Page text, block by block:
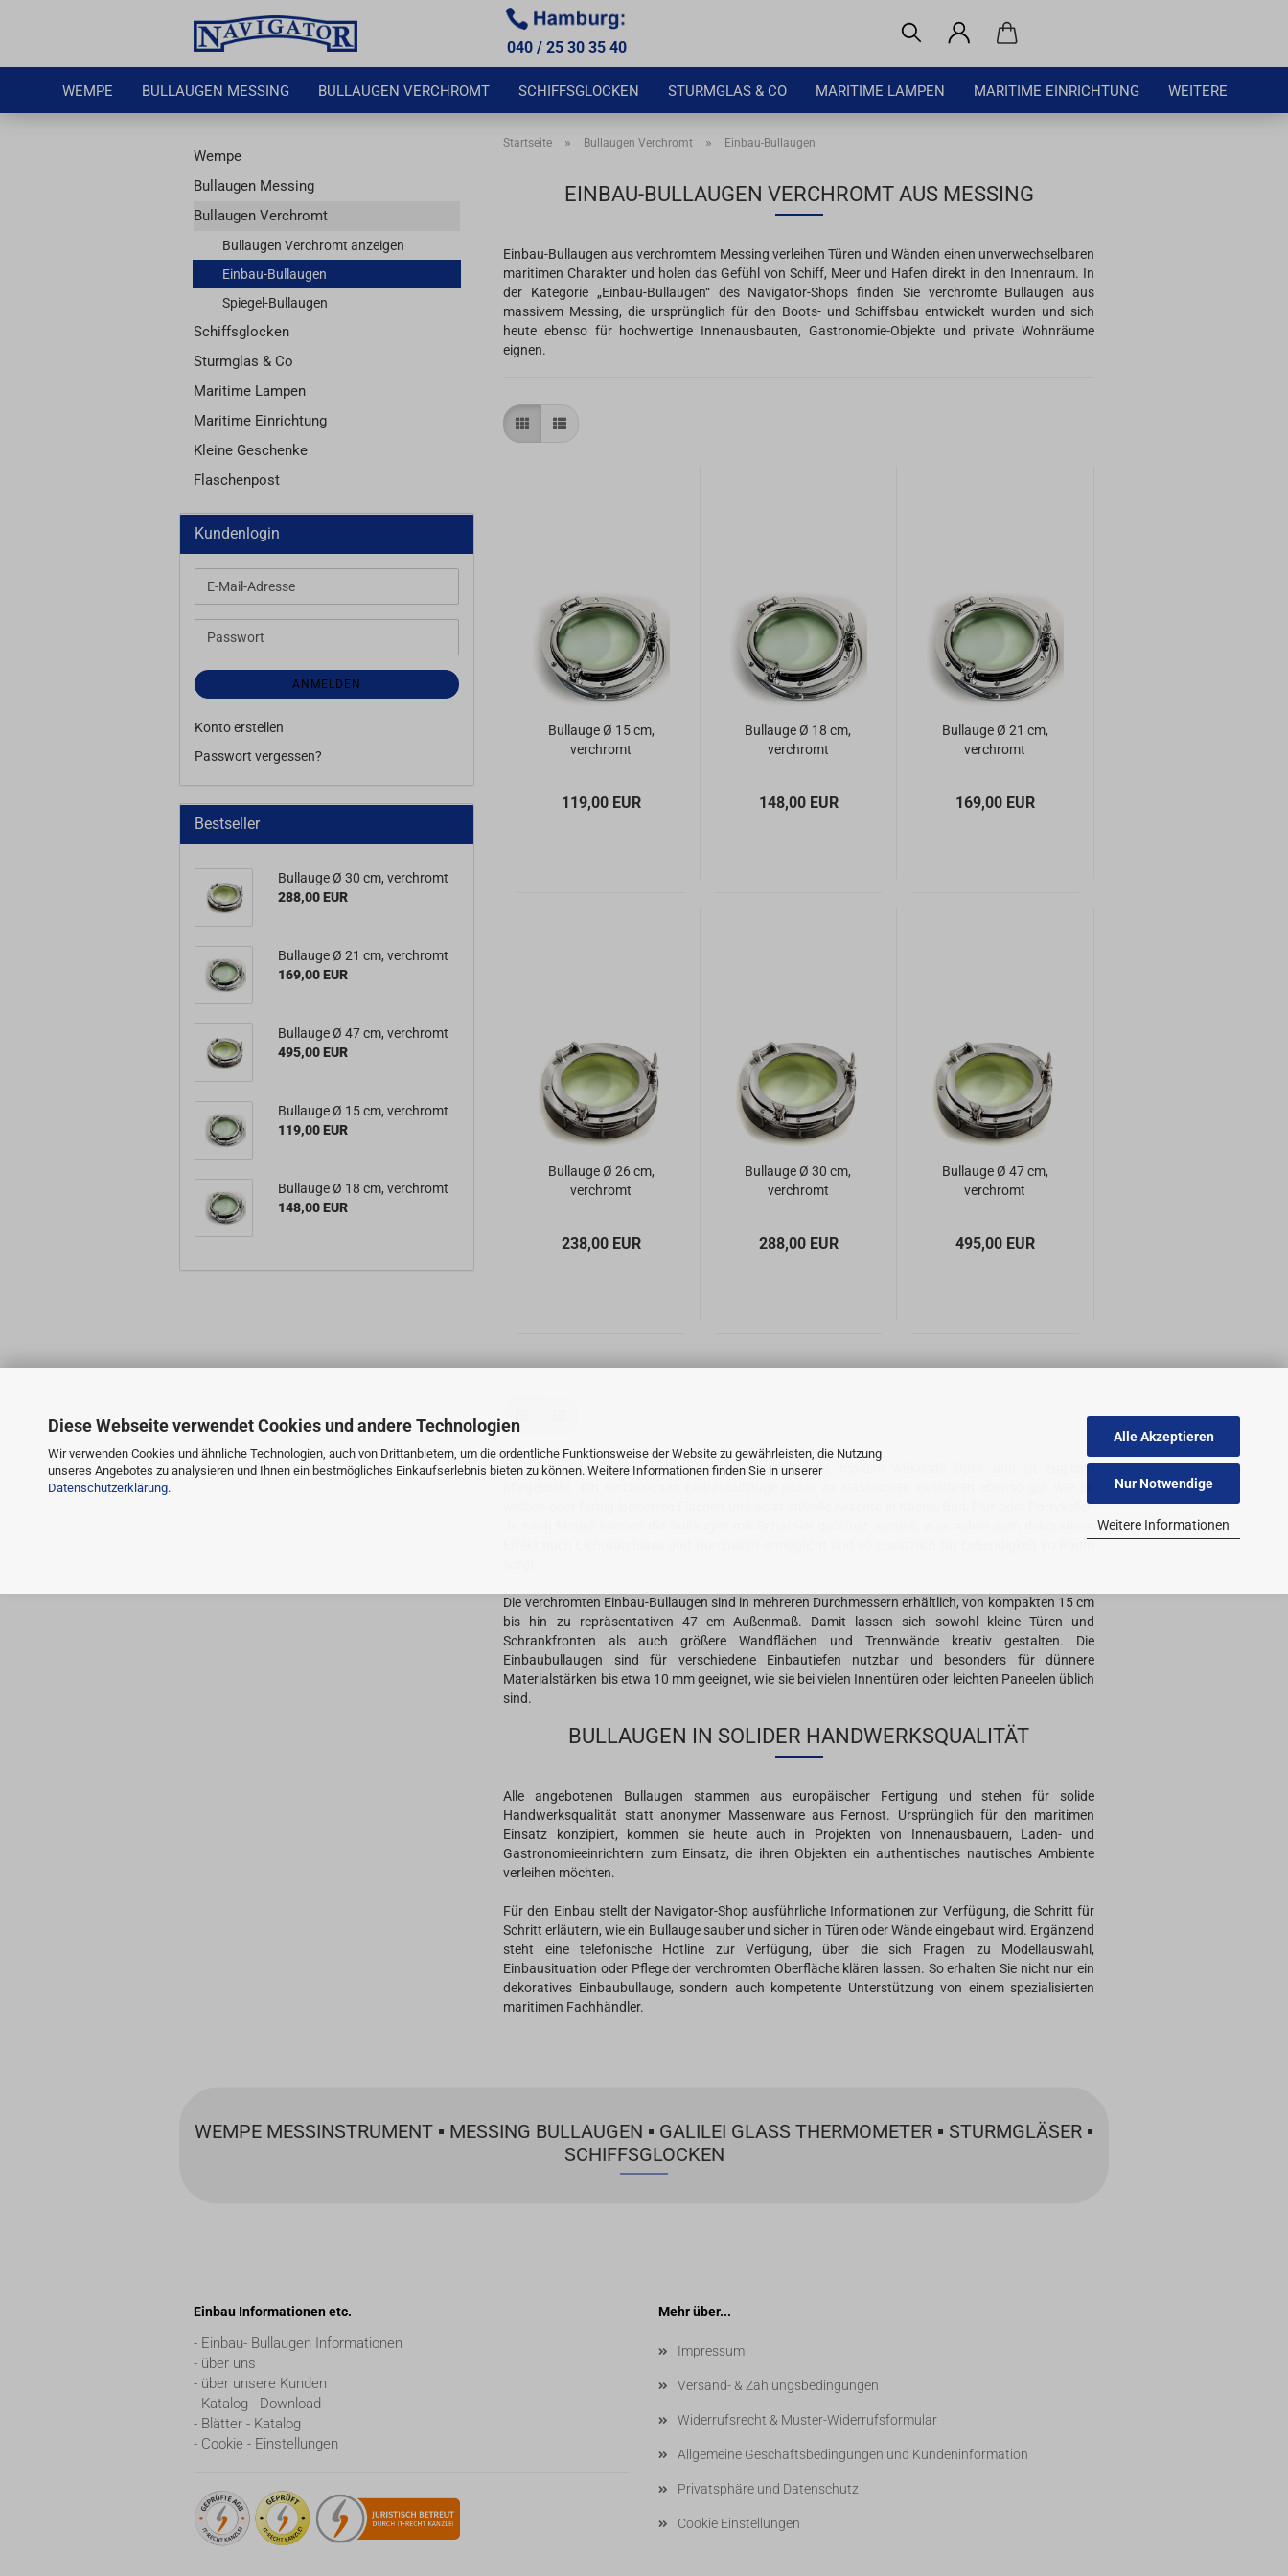
Diese Webseite verwendet Cookies und andere Technologien
Wir verwenden Cookies und ähnliche Technologien, auch von Drittanbietern, um die ordentliche Funktionsweise der Website zu gewährleisten, die Nutzung
unseres Angebotes zu analysieren und Ihnen ein bestmögliches Einkaufserlebnis bieten zu können. Weitere Informationen finden Sie in unserer
Datenschutzerklärung.
Alle Akzeptieren
Nur Notwendige
Weitere Informationen
040 / 25 30 35 40
WEMPE BULLAUGEN MESSING BULLAUGEN VERCHROMT SCHIFFSGLOCKEN STURMGLAS & CO MARITIME LAMPEN MARITIME EINRICHTUNG WEITERE
Startseite » Bullaugen Verchromt » Einbau-Bullaugen
EINBAU-BULLAUGEN VERCHROMT AUS MESSING
Einbau-Bullaugen aus verchromtem Messing verleihen Türen und Wänden einen unverwechselbaren
maritimen Charakter und holen das Gefühl von Schiff, Meer und Hafen direkt in den Innenraum. In
der Kategorie „Einbau-Bullaugen“ des Navigator-Shops finden Sie verchromte Bullaugen aus
massivem Messing, die ursprünglich für den Boots- und Schiffsbau entwickelt wurden und sich
heute ebenso für hochwertige Innenausbauten, Gastronomie-Objekte und private Wohnräume
eignen.
Bullauge Ø 15 cm,
verchromt
119,00 EUR
Bullauge Ø 18 cm,
verchromt
148,00 EUR
Bullauge Ø 21 cm,
verchromt
169,00 EUR
Bullauge Ø 26 cm,
verchromt
238,00 EUR
Bullauge Ø 30 cm,
verchromt
288,00 EUR
Bullauge Ø 47 cm,
verchromt
495,00 EUR
Die glänzende Chromoberfläche sorgt für eine edle, modern wirkende Optik und ist zugleich
weißen oder farbig lackierten Flächen und setzt stilvolle Akzente in Küche, Bad, Flur oder Partykeller.
Die verchromten Einbau-Bullaugen sind in mehreren Durchmessern erhältlich, von kompakten 15 cm
bis hin zu repräsentativen 47 cm Außenmaß. Damit lassen sich sowohl kleine Türen und
Schrankfronten als auch größere Wandflächen und Trennwände kreativ gestalten. Die
Einbaubullaugen sind für verschiedene Einbautiefen nutzbar und besonders für dünnere
Materialstärken bis etwa 10 mm geeignet, wie sie bei vielen Innentüren oder leichten Paneelen üblich
sind.
BULLAUGEN IN SOLIDER HANDWERKSQUALITÄT
Alle angebotenen Bullaugen stammen aus europäischer Fertigung und stehen für solide
Handwerksqualität statt anonymer Massenware aus Fernost. Ursprünglich für den maritimen
Einsatz konzipiert, kommen sie heute auch in Projekten von Innenausbauern, Laden- und
Gastronomieeinrichtern zum Einsatz, die ihren Objekten ein authentisches nautisches Ambiente
verleihen möchten.
Für den Einbau stellt der Navigator-Shop ausführliche Informationen zur Verfügung, die Schritt für
Schritt erläutern, wie ein Bullauge sauber und sicher in Türen oder Wände eingebaut wird. Ergänzend
steht eine telefonische Hotline zur Verfügung, über die sich Fragen zu Modellauswahl,
Einbausituation oder Pflege der verchromten Oberfläche klären lassen. So erhalten Sie nicht nur ein
dekoratives Einbaubullauge, sondern auch kompetente Unterstützung von einem spezialisierten
maritimen Fachhändler.
Wempe
Bullaugen Messing
Bullaugen Verchromt
Bullaugen Verchromt anzeigen
Einbau-Bullaugen
Spiegel-Bullaugen
Schiffsglocken
Sturmglas & Co
Maritime Lampen
Maritime Einrichtung
Kleine Geschenke
Flaschenpost
Kundenlogin
E-
Mail-
Adresse
Passwort
ANMELDEN
Konto erstellen
Passwort vergessen?
Bestseller
Bullauge Ø 30 cm, verchromt
288,00 EUR
Bullauge Ø 21 cm, verchromt
169,00 EUR
Bullauge Ø 47 cm, verchromt
495,00 EUR
Bullauge Ø 15 cm, verchromt
119,00 EUR
Bullauge Ø 18 cm, verchromt
148,00 EUR
WEMPE MESSINSTRUMENT ▪ MESSING BULLAUGEN ▪ GALILEI GLASS THERMOMETER ▪ STURMGLÄSER ▪
SCHIFFSGLOCKEN
Einbau Informationen etc.
- Einbau- Bullaugen Informationen
- über uns
- über unsere Kunden
- Katalog - Download
- Blätter - Katalog
- Cookie - Einstellungen
Mehr über...
Impressum
Versand- & Zahlungsbedingungen
Widerrufsrecht & Muster-Widerrufsformular
Allgemeine Geschäftsbedingungen und Kundeninformation
Privatsphäre und Datenschutz
Cookie Einstellungen